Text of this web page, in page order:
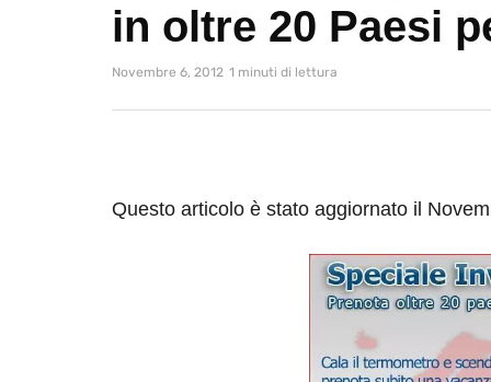
in oltre 20 Paesi
Novembre 6, 2012 1 minuti di lettura
Questo articolo è stato aggiornato il